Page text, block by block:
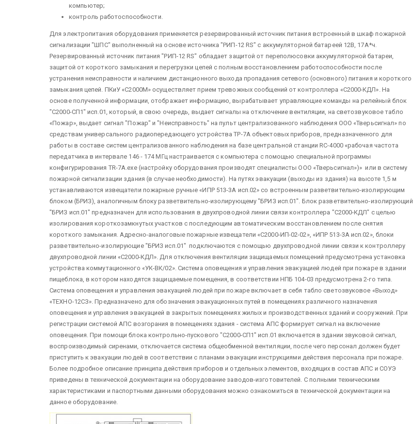
компьютер;
контроль работоспособности.
Для электропитания оборудования применяется резервированный источник питания встроенный в шкаф пожарной
сигнализации "ШПС" выполненный на основе источника "РИП-12 RS" с аккумуляторной батареей 12В, 17А*ч.
Резервированный источник питания "РИП-12 RS" обладает защитой от переполюсовки аккумуляторной батареи,
защитой от короткого замыкания и перегрузки цепей с полным восстановлением работоспособности после
устранения неисправности и наличием дистанционного выхода пропадания сетевого (основного) питания и короткого
замыкания цепей. ПКиУ «С2000М» осуществляет прием тревожных сообщений от контроллера «С2000-КДЛ». На
основе полученной информации, отображает информацию, вырабатывает управляющие команды на релейный блок
"С2000-СП1" исп.01, который, в свою очередь, выдает сигналы на отключение вентиляции, на светозвуковое табло
«Пожар», выдает сигнал "Пожар" и "Неисправность" на пульт централизованного наблюдения ООО «Тверьсигнал» по
средствам универсального радиопередающего устройства ТР-7А объектовых приборов, предназначенного для
работы в составе систем централизованного наблюдения на базе центральной станции RC-4000 «рабочая частота
передатчика в интервале 146 - 174 МГц настраивается с компьютера с помощью специальной программы
конфигурирования TR-7А.exe (настройку оборудования производят специалисты ООО «Тверьсигнал»)» или в систему
пожарной сигнализации здания (в случае необходимости). На путях эвакуации (выходы из здания) на высоте 1,5 м
устанавливаются извещатели пожарные ручные «ИПР 513-3А исп.02» со встроенным разветвительно-изолирующим
блоком (БРИЗ), аналогичным блоку разветвительно-изолирующему "БРИЗ исп.01". Блок разветвительно-изолирующий
"БРИЗ исп.01" предназначен для использования в двухпроводной линии связи контроллера "С2000-КДЛ" с целью
изолирования короткозамкнутых участков с последующим автоматическим восстановлением после снятия
короткого замыкания. Адресно-аналоговые пожарные извещатели «С2000-ИП-02-02», «ИПР 513-3А исп.02», блоки
разветвительно-изолирующие "БРИЗ исп.01" подключаются с помощью двухпроводной линии связи к контроллеру
двухпроводной линии «С2000-КДЛ». Для отключения вентиляции защищаемых помещений предусмотрена установка
устройства коммутационного «УК-ВК/02». Система оповещения и управления эвакуацией людей при пожаре в здании
пищеблока, в котором находятся защищаемые помещения, в соответствии НПБ 104-03 предусмотрена 2-го типа.
Система оповещения и управления эвакуацией людей при пожаре включает в себя табло светозвуковое «Выход»
«ТЕХНО-12СЗ». Предназначено для обозначения эвакуационных путей в помещениях различного назначения
оповещения и управления эвакуацией в закрытых помещениях жилых и производственных зданий и сооружений. При
регистрации системой АПС возгорания в помещениях здания - система АПС формирует сигнал на включение
оповещения. При помощи блока контрольно-пускового "С2000-СП1" исп.01 включается в здании звуковой сигнал,
воспроизводимый сиренами, отключается система общеобменной вентиляции, после чего персонал должен будет
приступить к эвакуации людей в соответствии с планами эвакуации инструкциями действия персонала при пожаре.
Более подробное описание принципа действия приборов и отдельных элементов, входящих в состав АПС и СОУЭ
приведены в технической документации на оборудование заводов-изготовителей. С полными техническими
характеристиками и паспортными данными оборудования можно ознакомиться в технической документации на
данное оборудование.